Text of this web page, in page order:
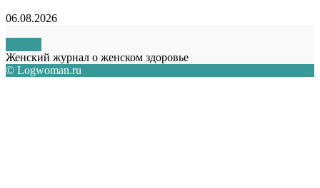
06.08.2026
Женский журнал о женском здоровье
© Logwoman.ru